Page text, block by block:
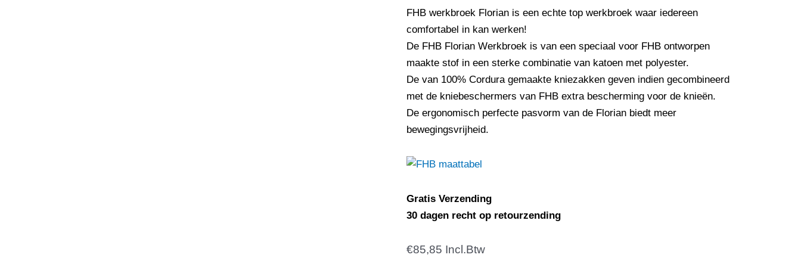
FHB werkbroek Florian is een echte top werkbroek waar iedereen
comfortabel in kan werken!
De FHB Florian Werkbroek is van een speciaal voor FHB ontworpen
maakte stof in een sterke combinatie van katoen met polyester.
De van 100% Cordura gemaakte kniezakken geven indien gecombineerd
met de kniebeschermers van FHB extra bescherming voor de knieën.
De ergonomisch perfecte pasvorm van de Florian biedt meer
bewegingsvrijheid.
Gratis Verzending
30 dagen recht op retourzending
€85,85 Incl.Btw
FHB